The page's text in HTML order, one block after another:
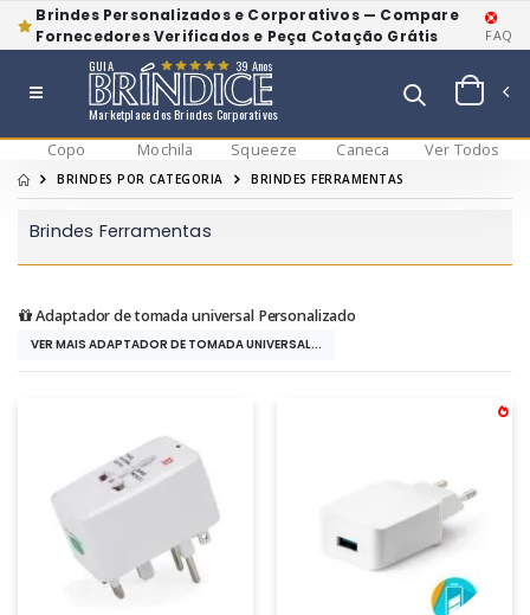
Brindes Personalizados e Corporativos — Compare
Fornecedores Verificados e Peça Cotação Grátis
FAQ
Marketplace dos Brindes Corporativos
GUIA 39 Anos
Copo Mochila Squeeze Caneca Ver Todos
BRINDES POR CATEGORIA BRINDES FERRAMENTAS
Brindes Ferramentas
Adaptador de tomada universal Personalizado
VER MAIS ADAPTADOR DE TOMADA UNIVERSAL...